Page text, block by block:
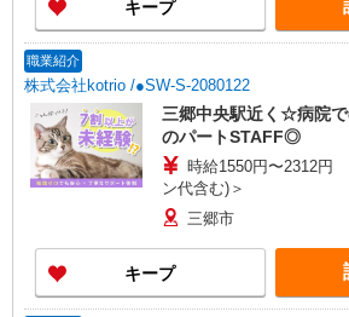
キープ
職業紹介
株式会社kotrio /●SW-S-2080122
三郷中央駅近く☆病院
のパートSTAFF◎
時給1550円〜2312円
ン代含む)＞
三郷市
キープ